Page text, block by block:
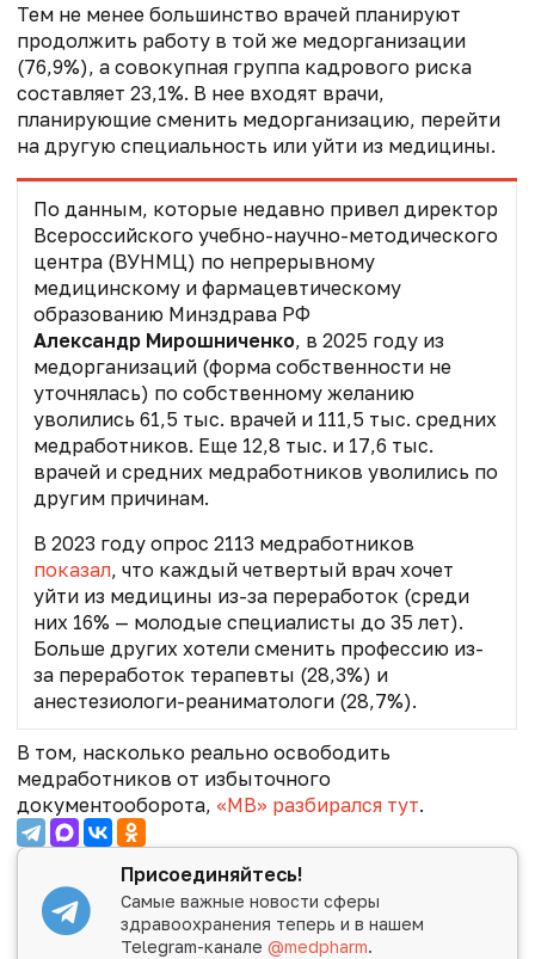
Тем не менее большинство врачей планируют
продолжить работу в той же медорганизации
(76,9%), а совокупная группа кадрового риска
составляет 23,1%. В нее входят врачи,
планирующие сменить медорганизацию, перейти
на другую специальность или уйти из медицины.
По данным, которые недавно привел директор
Всероссийского учебно-научно-методического
центра (ВУНМЦ) по непрерывному
медицинскому и фармацевтическому
образованию Минздрава РФ
Александр Мирошниченко, в 2025 году из
медорганизаций (форма собственности не
уточнялась) по собственному желанию
уволились 61,5 тыс. врачей и 111,5 тыс. средних
медработников. Еще 12,8 тыс. и 17,6 тыс.
врачей и средних медработников уволились по
другим причинам.
В 2023 году опрос 2113 медработников
показал, что каждый четвертый врач хочет
уйти из медицины из-за переработок (среди
них 16% — молодые специалисты до 35 лет).
Больше других хотели сменить профессию из-
за переработок терапевты (28,3%) и
анестезиологи-реаниматологи (28,7%).
В том, насколько реально освободить
медработников от избыточного
документооборота, «МВ» разбирался тут.
Присоединяйтесь!
Самые важные новости сферы
здравоохранения теперь и в нашем
Telegram-канале@medpharm.